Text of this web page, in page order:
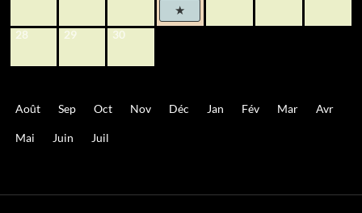
28 29 30
Août Sep Oct Nov Déc Jan Fév Mar Avr
Mai Juin Juil